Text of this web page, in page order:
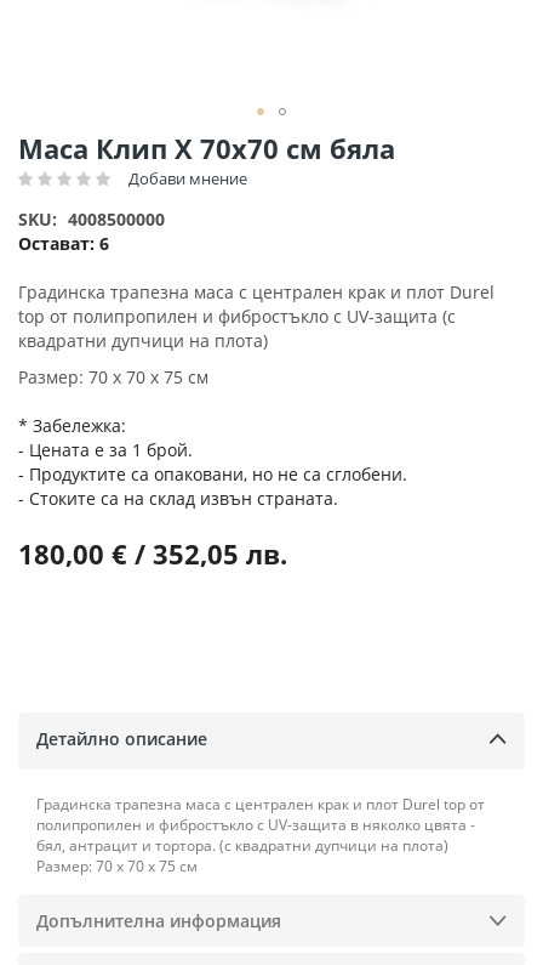
Маса Клип Х 70х70 см бяла
Рейтинг: Добави мнение
Остават: 6
SKU 4008500000
Градинска трапезна маса с централен крак и плот Durel
top от полипропилен и фибростъкло с UV-защита (с
квадратни дупчици на плота)
Размер: 70 х 70 х 75 см
* Забележка:
- Цената е за 1 брой.
- Продуктите са опаковани, но не са сглобени.
- Стоките са на склад извън страната.
180,00 € / 352,05 лв.
Преминете
към
началото
на
галерия
снимки
Детайлно описание
Градинска трапезна маса с централен крак и плот Durel top от
полипропилен и фибростъкло с UV-защита в няколко цвята -
бял, антрацит и тортора. (с квадратни дупчици на плота)
Размер: 70 х 70 х 75 см
Допълнителна информация